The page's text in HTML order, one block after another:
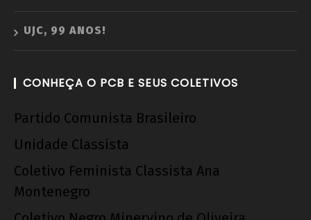
UJC, 99 ANOS!
CONHEÇA O PCB E SEUS COLETIVOS
Partido Comunista Brasileiro
Unidade Classista
Coletivo Feminista Classista Ana
Montenegro